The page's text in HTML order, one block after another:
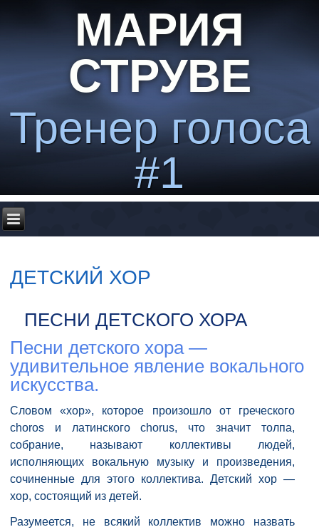
МАРИЯ
СТРУВЕ
Тренер голоса
#1
ДЕТСКИЙ ХОР
ПЕСНИ ДЕТСКОГО ХОРА
Песни детского хора —
удивительное явление вокального
искусства.
Словом «хор», которое произошло от греческого
choros и латинского chorus, что значит толпа,
собрание, называют коллективы людей,
исполняющих вокальную музыку и произведения,
сочиненные для этого коллектива. Детский хор —
хор, состоящий из детей.
Разумеется, не всякий коллектив можно назвать